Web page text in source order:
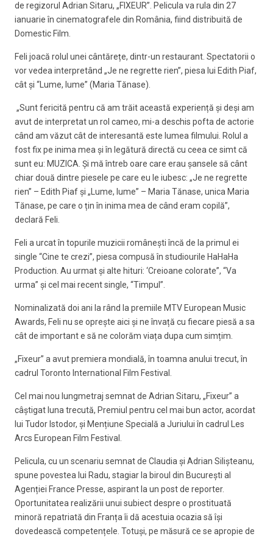
de regizorul Adrian Sitaru, „FIXEUR”. Pelicula va rula din 27
ianuarie în cinematografele din România, fiind distribuită de
Domestic Film.
Feli joacă rolul unei cântărețe, dintr-un restaurant. Spectatorii o
vor vedea interpretând „Je ne regrette rien”, piesa lui Edith Piaf,
cât și “Lume, lume” (Maria Tănase).
„Sunt fericită pentru că am trăit această experiență și deși am
avut de interpretat un rol cameo, mi-a deschis pofta de actorie
când am văzut cât de interesantă este lumea filmului. Rolul a
fost fix pe inima mea și în legătură directă cu ceea ce simt că
sunt eu: MUZICA. Și mă întreb oare care erau șansele să cânt
chiar două dintre piesele pe care eu le iubesc: „Je ne regrette
rien” – Edith Piaf și „Lume, lume” – Maria Tănase, unica Maria
Tănase, pe care o țin în inima mea de când eram copilă”,
declară Feli.
Feli a urcat în topurile muzicii românești încă de la primul ei
single “Cine te crezi”, piesa compusă în studiourile HaHaHa
Production. Au urmat și alte hituri: ‘Creioane colorate”, “Va
urma” și cel mai recent single, “Timpul”.
Nominalizată doi ani la rând la premiile MTV European Music
Awards, Feli nu se oprește aici și ne învață cu fiecare piesă a sa
cât de important e să ne colorăm viața dupa cum simțim.
„Fixeur” a avut premiera mondială, în toamna anului trecut, în
cadrul Toronto International Film Festival.
Cel mai nou lungmetraj semnat de Adrian Sitaru, „Fixeur” a
câștigat luna trecută, Premiul pentru cel mai bun actor, acordat
lui Tudor Istodor, și Mențiune Specială a Juriului în cadrul Les
Arcs European Film Festival.
Pelicula, cu un scenariu semnat de Claudia și Adrian Silișteanu,
spune povestea lui Radu, stagiar la biroul din București al
Agenției France Presse, aspirant la un post de reporter.
Oportunitatea realizării unui subiect despre o prostituată
minoră repatriată din Franța îi dă acestuia ocazia să își
dovedească competențele. Totuși, pe măsură ce se apropie de